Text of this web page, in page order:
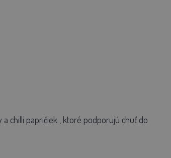
a chilli papričiek , ktoré podporujú chuť do